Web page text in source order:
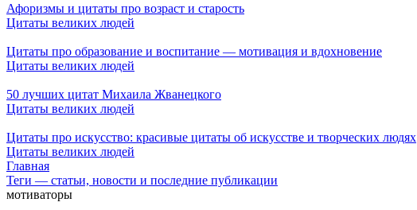
Афоризмы и цитаты про возраст и старость
Цитаты великих людей
Цитаты про образование и воспитание — мотивация и вдохновение
Цитаты великих людей
50 лучших цитат Михаила Жванецкого
Цитаты великих людей
Цитаты про искусство: красивые цитаты об искусстве и творческих людях
Цитаты великих людей
Главная
Теги — статьи, новости и последние публикации
мотиваторы